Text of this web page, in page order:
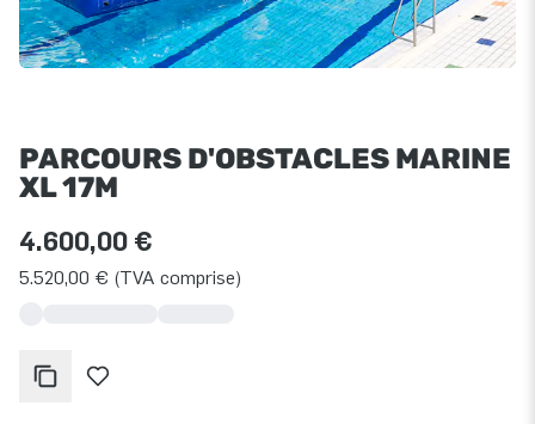
PARCOURS D'OBSTACLES MARINE
XL 17M
4.600,00 €
5.520,00 € (TVA comprise)